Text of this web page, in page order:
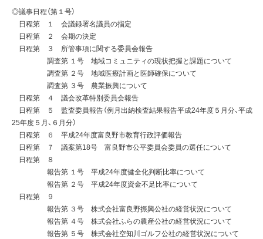
◎議事日程（第１号）
日程第 １ 会議録署名議員の指定
日程第 ２ 会期の決定
日程第 ３ 所管事項に関する委員会報告
調査第 １号 地域コミュニティの現状把握と課題について
調査第 ２号 地域医療計画と医師確保について
調査第 ３号 農業振興について
日程第 ４ 議会改革特別委員会報告
日程第 ５ 監査委員報告（例月出納検査結果報告平成24年度５月分、平成
25年度５月、６月分）
日程第 ６ 平成24年度富良野市教育行政評価報告
日程第 ７ 議案第18号 富良野市公平委員会委員の選任について
日程第 ８
報告第 １号 平成24年度健全化判断比率について
報告第 ２号 平成24年度資金不足比率について
日程第 ９
報告第 ３号 株式会社富良野振興公社の経営状況について
報告第 ４号 株式会社ふらの農産公社の経営状況について
報告第 ５号 株式会社空知川ゴルフ公社の経営状況について